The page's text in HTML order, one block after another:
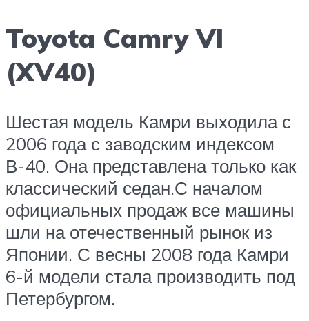
Toyota Camry VI
(XV40)
Шестая модель Камри выходила с
2006 года с заводским индексом
В-40. Она представлена только как
классический седан.С началом
официальных продаж все машины
шли на отечественный рынок из
Японии. С весны 2008 года Камри
6-й модели стала производить под
Петербургом.